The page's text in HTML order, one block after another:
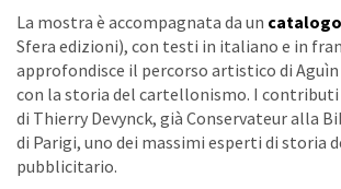
La mostra è accompagnata da un
Sfera edizioni), con testi in italiano e in
approfondisce il percorso artistico di
con la storia del cartellonismo. I contributi
di Thierry Devynck, già Conservateur alla
di Parigi, uno dei massimi esperti di storia
pubblicitario.